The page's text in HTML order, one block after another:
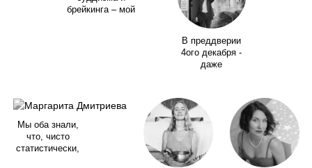
брейкинга – мой
В преддверии
4ого декабря -
даже
Мы оба знали,
что, чисто
статистически,